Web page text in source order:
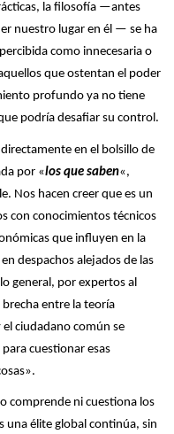
la filosofía —antes
nuestro lugar en él — se ha
como innecesaria o
que ostentan el poder
profundo ya no tiene
podría desafiar su control.
en el bolsillo de
por «los que saben«,
Nos hacen creer que es un
con conocimientos técnicos
que influyen en la
despachos alejados de las
general, por expertos al
entre la teoría
el ciudadano común se
cuestionar esas
comprende ni cuestiona los
una élite global continúa, sin